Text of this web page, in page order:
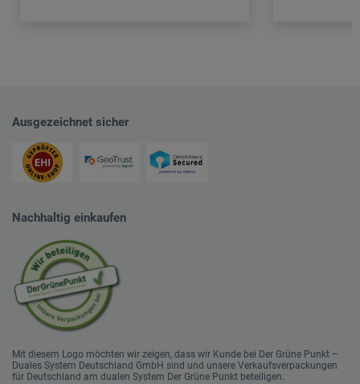
Ausgezeichnet sicher
Nachhaltig einkaufen
Mit diesem Logo möchten wir zeigen, dass wir Kunde bei Der Grüne Punkt –
Duales System Deutschland GmbH sind und unsere Verkaufsverpackungen
für Deutschland am dualen System Der Grüne Punkt beteiligen.